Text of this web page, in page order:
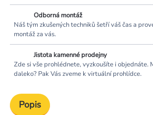
Odborná montáž
Náš tým zkušených techniků šetří váš čas a
montáž za vás.
Jistota kamenné prodejny
Zde si vše prohlédnete, vyzkoušíte i objednáte.
daleko? Pak Vás zveme k virtuální prohlídce.
Popis